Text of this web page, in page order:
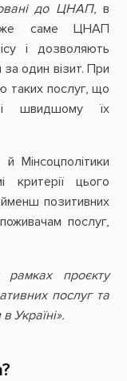
до ЦНАП, в
саме ЦНАП
і дозволяють
за один візит. При
таких послуг, що
і швидшому їх
Мінсоцполітики
критерії цього
позитивних
послуг,
проєкту
послуг та
Україні».